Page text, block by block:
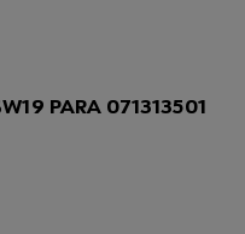
PARA 071313501